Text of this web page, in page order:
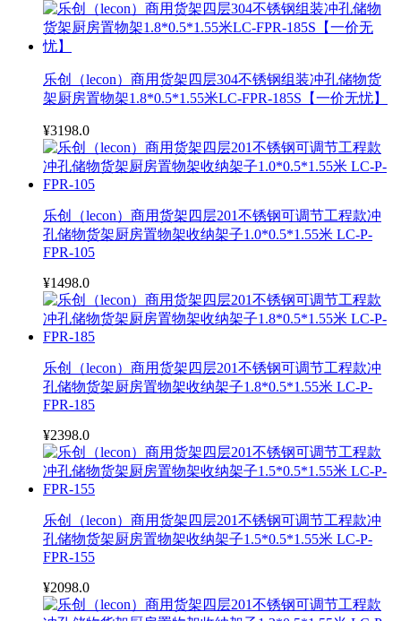
乐创（lecon）商用货架四层304不锈钢组装冲孔储物货
架厨房置物架1.8*0.5*1.55米LC-FPR-185S【一价无忧】
¥3198.0
乐创（lecon）商用货架四层201不锈钢可调节工程款冲
孔储物货架厨房置物架收纳架子1.0*0.5*1.55米 LC-P-
FPR-105
¥1498.0
乐创（lecon）商用货架四层201不锈钢可调节工程款冲
孔储物货架厨房置物架收纳架子1.8*0.5*1.55米 LC-P-
FPR-185
¥2398.0
乐创（lecon）商用货架四层201不锈钢可调节工程款冲
孔储物货架厨房置物架收纳架子1.5*0.5*1.55米 LC-P-
FPR-155
¥2098.0